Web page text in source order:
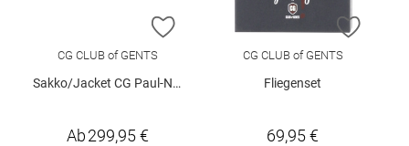
ZUR WUNSCHLISTE HINZUFÜGEN
CG CLUB of GENTS
Sakko/Jacket CG Paul-N SV
Ab299,95 €
ZUR
CG CLUB of GENTS
Fliegenset
69,95 €